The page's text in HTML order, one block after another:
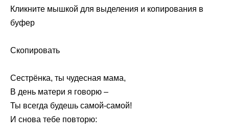
Кликните мышкой для выделения и копирования в
буфер
Скопировать
Сестрёнка, ты чудесная мама,
В день матери я говорю –
Ты всегда будешь самой-самой!
И снова тебе повторю: